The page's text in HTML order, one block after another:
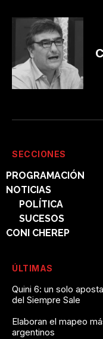
SECCIONES
PROGRAMACIÓN
NOTICIAS
POLÍTICA
SUCESOS
CONI CHEREP
ÚLTIMAS
Quini 6: un solo
del Siempre Sale
Elaboran el mapeo
argentinos